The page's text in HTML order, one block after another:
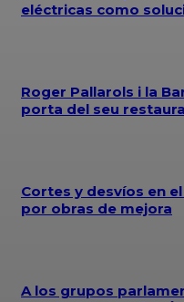
eléctricas como
Roger Pallarols i la
porta del seu
Cortes y desvíos en
por obras de mejora
A los grupos